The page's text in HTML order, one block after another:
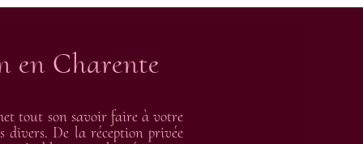
en Charente
tout son savoir faire à votre
divers. De la réception privée